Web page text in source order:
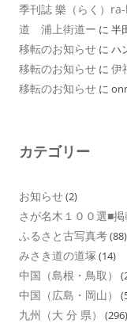
季刊誌 樂（らく）
道 浦上街道ー に 半
移転のお知らせ に ハ
移転のお知らせ に 伊
移転のお知らせ に
カテゴリー
お知らせ(2)
さが名木１００選■
ふるさと古写真考(88)
みさき道の道塚 (14)
中国（島根・鳥取）
中国（広島・岡山）
九州（大 分 県） (296)